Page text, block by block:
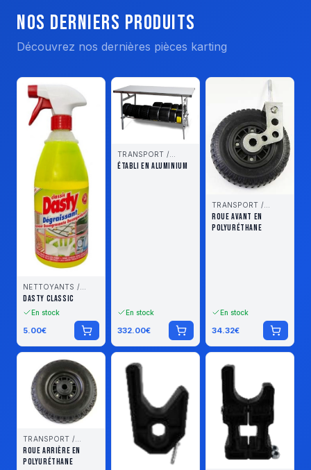
Nos Derniers Produits
Découvrez nos dernières pièces karting
NETTOYANTS /
LUBRIFIANTS
DASTY CLASSIC
En stock
5.00€
TRANSPORT /
STOCKAGE
ÉTABLI EN ALUMINIUM
En stock
332.00€
TRANSPORT /
STOCKAGE
ROUE AVANT EN
POLYURÉTHANE
En stock
34.32€
TRANSPORT /
STOCKAGE
ROUE ARRIÈRE EN
POLYURÉTHANE